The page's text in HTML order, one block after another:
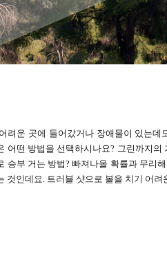
려운 곳에 들어갔거나 장애물이 있는
어떤 방법을 선택하시나요? 그린까지
승부 거는 방법? 빠져나올 확률과 무리
것인데요. 트러블 샷으로 볼을 치기 어